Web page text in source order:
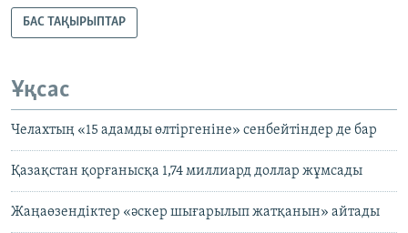
БАС ТАҚЫРЫПТАР
Ұқсас
Челахтың «15 адамды өлтіргеніне» сенбейтіндер де бар
Қазақстан қорғанысқа 1,74 миллиард доллар жұмсады
Жаңаөзендіктер «әскер шығарылып жатқанын» айтады